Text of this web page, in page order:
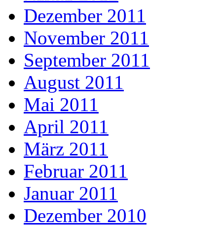
Dezember 2011
November 2011
September 2011
August 2011
Mai 2011
April 2011
März 2011
Februar 2011
Januar 2011
Dezember 2010